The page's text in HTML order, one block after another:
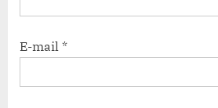
E-mail *